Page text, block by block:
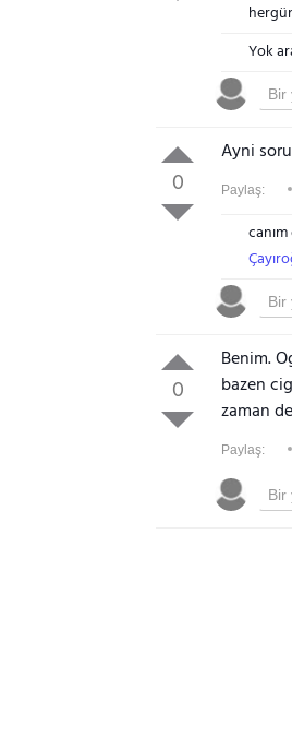
Yok
0
Ayni
Paylaş:
0
Benim.
bazen
zaman
Paylaş: